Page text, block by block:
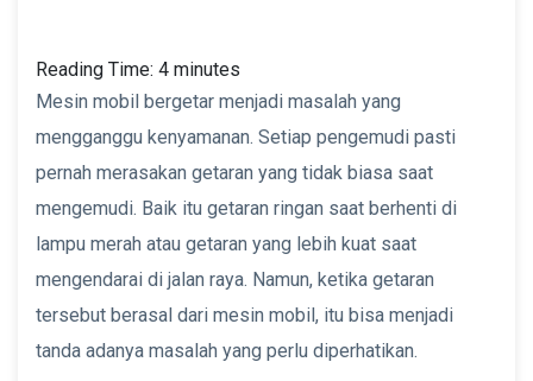
Reading Time: 4 minutes
Mesin mobil bergetar menjadi masalah yang
mengganggu kenyamanan. Setiap pengemudi pasti
pernah merasakan getaran yang tidak biasa saat
mengemudi. Baik itu getaran ringan saat berhenti di
lampu merah atau getaran yang lebih kuat saat
mengendarai di jalan raya. Namun, ketika getaran
tersebut berasal dari mesin mobil, itu bisa menjadi
tanda adanya masalah yang perlu diperhatikan.